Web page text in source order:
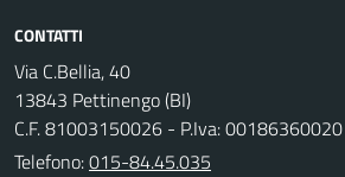
CONTATTI
Via C.Bellia, 40
13843 Pettinengo (BI)
C.F. 81003150026 - P.Iva: 00186360020
Telefono:015-84.45.035